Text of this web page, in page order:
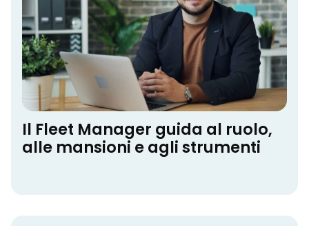
Il Fleet Manager guida al ruolo,
alle mansioni e agli strumenti